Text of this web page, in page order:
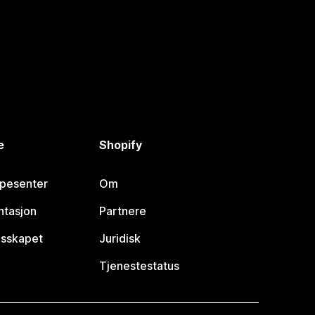
Shopify
Om
Partnere
Juridisk
Tjenestestatus